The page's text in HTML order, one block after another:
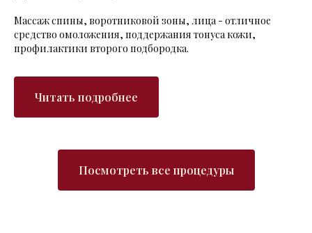
Массаж спины, воротниковой зоны, лица - отличное
средство омоложения, поддержания тонуса кожи,
профилактики второго подбородка.
Читать подробнее
Посмотреть все процедуры